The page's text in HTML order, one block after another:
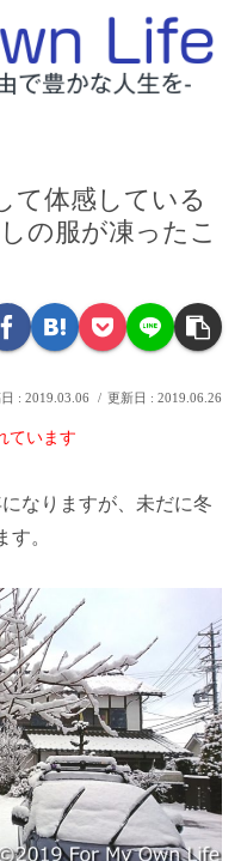
て体感している
の服が凍ったこ
2019.03.06 2019.06.26
ています
なりますが、未だに冬
。